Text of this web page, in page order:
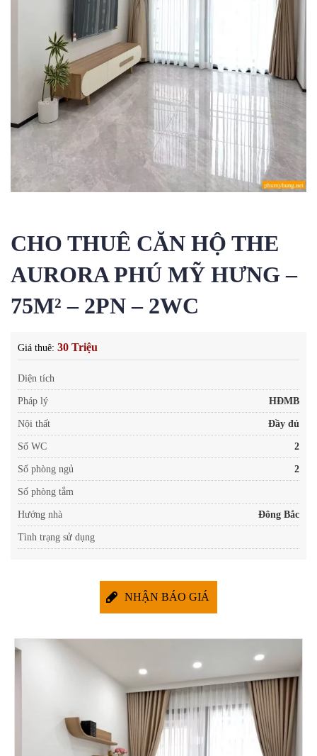
CHO THUÊ CĂN HỘ THE
AURORA PHÚ MỸ HƯNG –
75M² – 2PN – 2WC
Giá thuê: 30 Triệu
Diện tích
Pháp lý HĐMB
Nội thất Đầy đủ
Số WC 2
Số phòng ngủ 2
Số phòng tắm
Hướng nhà Đông Bắc
Tình trạng sử dụng
NHẬN BÁO GIÁ